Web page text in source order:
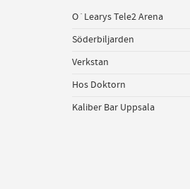
O´Learys Tele2 Arena
Söderbiljarden
Verkstan
Hos Doktorn
Kaliber Bar Uppsala